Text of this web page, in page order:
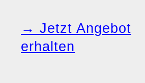
→ Jetzt Angebot
erhalten